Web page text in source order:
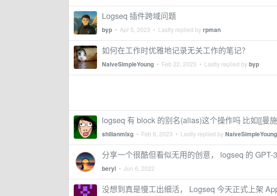
Logseq 插件跨域问题
byp • Apr 5, 2023 • Lastly replied byrpman
如何在工作时优雅地记录无关工作的笔记？
NaiveSimpleYoung • Feb 22, 2023 • Lastly replied bybyp
logseq 有 block 的别名(alias)这个操作吗 比如[[曼
shilianmlxg • Feb 6, 2023 • Lastly replied byNaiveSimpleYoung
分享一个很酷但看似无用的创意， logseq 的 GPT-
beryl • Jun 6, 2022
没想到真是慢工出细活， Logseq 今天正式上架